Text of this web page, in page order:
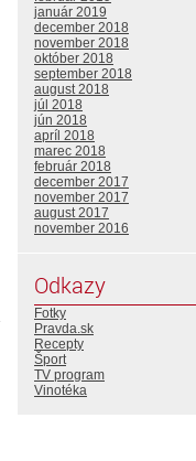
január 2019
december 2018
november 2018
október 2018
september 2018
august 2018
júl 2018
jún 2018
apríl 2018
marec 2018
február 2018
december 2017
november 2017
august 2017
november 2016
Odkazy
Fotky
Pravda.sk
Recepty
Šport
TV program
Vinotéka